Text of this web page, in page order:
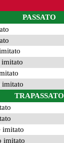
PASSATO
imitato
TRAPASSATO
imitato
imitato